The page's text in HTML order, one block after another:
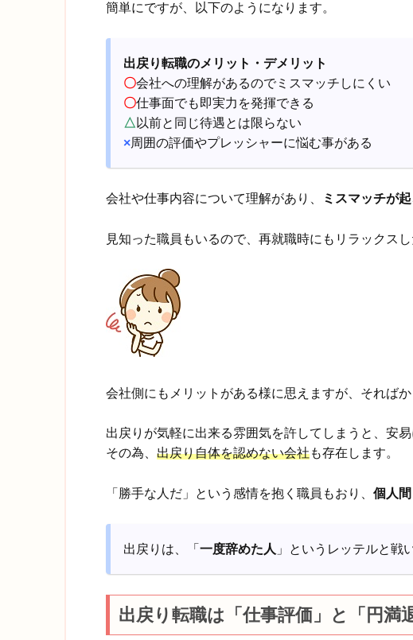
簡単にですが、以下のようになります。
出戻り転職のメリット・デメリット
〇会社への理解があるのでミスマッチしにくい
〇仕事面でも即実力を発揮できる
△ 以前と同じ待遇とは限らない
×周囲の評価やプレッシャーに悩む事がある
会社や仕事内容について理解があり、 ミスマッチが
見知った職員もいるので、再就職時にもリラックスし
会社側にもメリットがある様に思えますが、そればか
出戻りが気軽に出来る雰囲気を許してしまうと、安
その為、 出戻り自体を認めない会社も存在します。
「勝手な人だ」という感情を抱く職員もおり、 個人
出戻りは、「 一度辞めた人 」というレッテルと戦
出戻り転職は「仕事評価」と「円満